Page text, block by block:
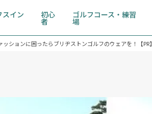
スイン 初心
者
ゴルフコース・練習
場
ションに困ったらブリヂストンゴルフのウェアを！【PR】